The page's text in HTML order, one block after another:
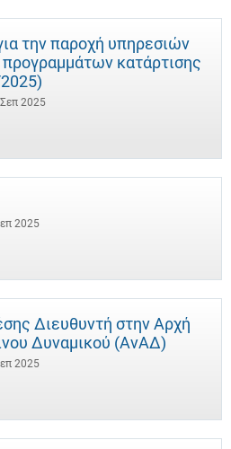
την παροχή υπηρεσιών
κατάρτισης
2025
2025
Διευθυντή στην Αρχή
Δυναμικού (ΑνΑΔ)
2025